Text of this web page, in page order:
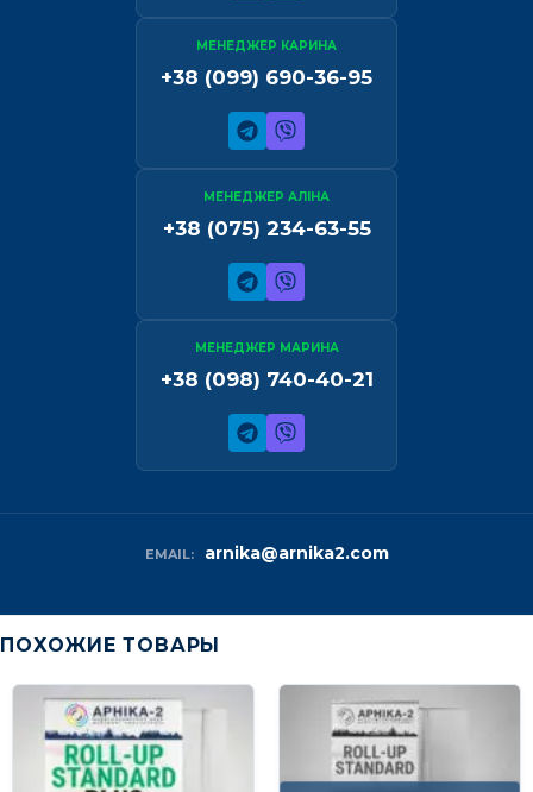
МЕНЕДЖЕР КАРИНА
+38 (099) 690-36-95
МЕНЕДЖЕР АЛІНА
+38 (075) 234-63-55
МЕНЕДЖЕР МАРИНА
+38 (098) 740-40-21
EMAIL: arnika@arnika2.com
ПОХОЖИЕ ТОВАРЫ